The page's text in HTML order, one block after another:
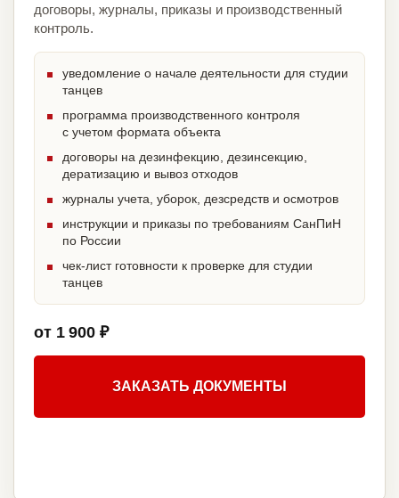
договоры, журналы, приказы и производственный
контроль.
уведомление о начале деятельности для студии
танцев
программа производственного контроля
с учетом формата объекта
договоры на дезинфекцию, дезинсекцию,
дератизацию и вывоз отходов
журналы учета, уборок, дезсредств и осмотров
инструкции и приказы по требованиям СанПиН
по России
чек-лист готовности к проверке для студии
танцев
от 1 900 ₽
ЗАКАЗАТЬ ДОКУМЕНТЫ